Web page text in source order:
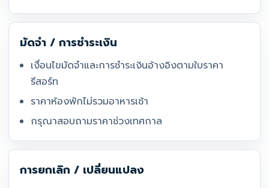
มัดจำ / การชำระเงิน
เงื่อนไขมัดจำและการชำระเงินอ้างอิงตามใบราคา
รีสอร์ท
ราคาห้องพักไม่รวมอาหารเช้า
กรุณาสอบถามราคาช่วงเทศกาล
การยกเลิก / เปลี่ยนแปลง